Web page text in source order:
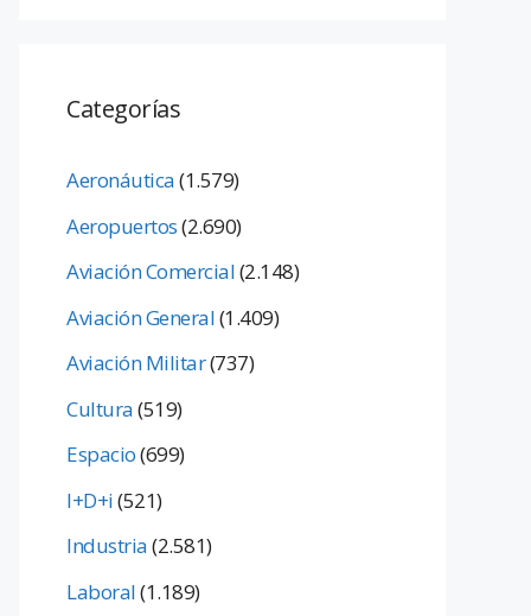
Categorías
Aeronáutica(1.579)
Aeropuertos(2.690)
Aviación Comercial(2.148)
Aviación General(1.409)
Aviación Militar(737)
Cultura(519)
Espacio(699)
I+D+i(521)
Industria(2.581)
Laboral(1.189)